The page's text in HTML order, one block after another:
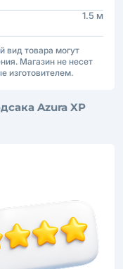
1.5 м
вид товара могут
Магазин не несет
изготовителем.
Azura XP